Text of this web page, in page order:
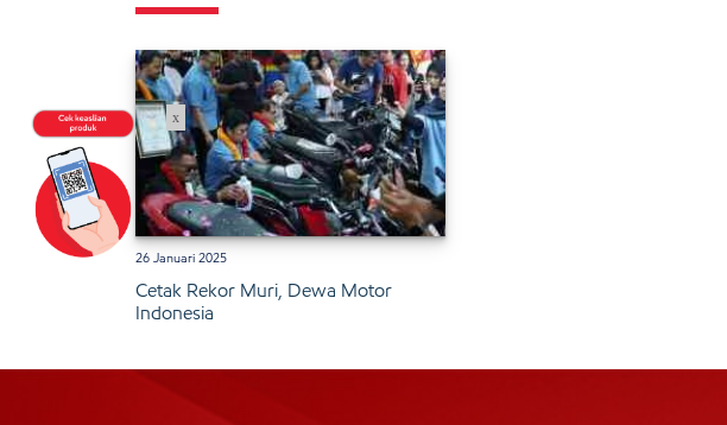
26 Januari 2025
Cetak Rekor Muri, Dewa Motor
Indonesia
x